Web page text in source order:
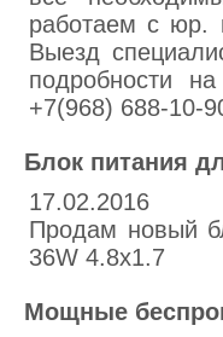
работаем с юр.
Выезд
подробности
+7(968) 688-10-
Блок питания
17.02.2016
Продам новый
36W 4.8x1.7
Мощные